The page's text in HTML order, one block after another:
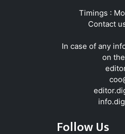
Timings :
Contact
In case of any
on
Follow Us